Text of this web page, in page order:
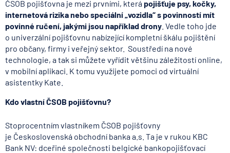
ČSOB pojišťovna je mezi prvními, která pojišťuje psy, kočky,
internetová rizika nebo speciální „vozidla“ s povinností mít
povinné ručení, jakými jsou například drony . Vedle toho jde
o univerzální pojišťovnu nabízející kompletní škálu pojištění
pro občany, firmy i veřejný sektor. Soustředí na nové
technologie, a tak si můžete vyřídit většinu záležitostí online,
v mobilní aplikaci. K tomu využijete pomoci od virtuální
asistentky Kate.
Kdo vlastní ČSOB pojišťovnu?
Stoprocentním vlastníkem ČSOB pojišťovny
je Československá obchodní banka a.s. Ta je v rukou KBC
Bank NV: dceřiné společnosti belgické bankopojišťovací